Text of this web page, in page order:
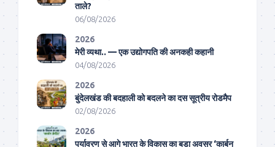
ताले?
06/08/2026
2026
मेरी व्यथा.. — एक उद्योगपति की अनकही कहानी
04/08/2026
2026
बुंदेलखंड की बदहाली को बदलने का दस सूत्रीय रोडमैप
02/08/2026
2026
पर्यावरण से आगे भारत के विकास का बड़ा अवसर ‘कार्बन